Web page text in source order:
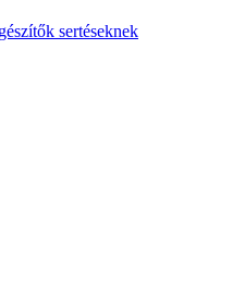
sertéseknek